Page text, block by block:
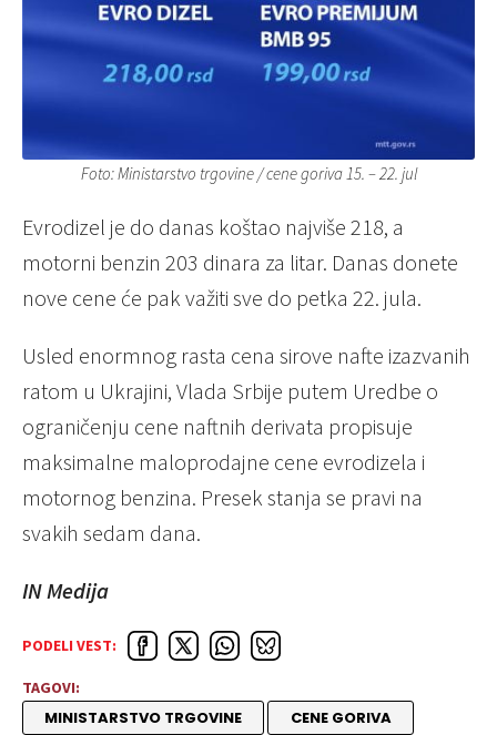
Foto: Ministarstvo trgovine/cene goriva 15. – 22. jul
Evrodizel je do danas koštao najviše 218, a
motorni benzin 203 dinara za litar. Danas donete
nove cene će pak važiti sve do petka 22. jula.
Usled enormnog rasta cena sirove nafte izazvanih
ratom u Ukrajini, Vlada Srbije putem Uredbe o
ograničenju cene naftnih derivata propisuje
maksimalne maloprodajne cene evrodizela i
motornog benzina. Presek stanja se pravi na
svakih sedam dana.
IN Medija
PODELI VEST:
TAGOVI:
MINISTARSTVO TRGOVINE CENE GORIVA